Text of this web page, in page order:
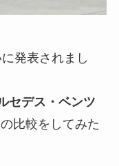
発表されまし
セデス・ベンツ
比較をしてみた